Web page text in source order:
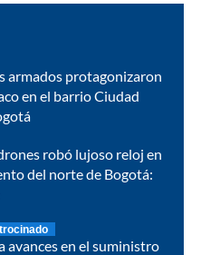
armados protagonizaron
en el barrio Ciudad
robó lujoso reloj en
del norte de Bogotá:
avances en el suministro